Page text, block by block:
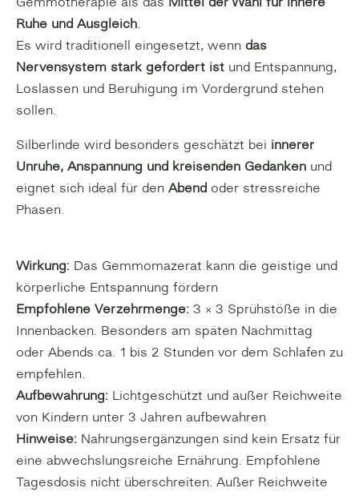
Gemmotherapie als das Mittel der Wahl für innere
Ruhe und Ausgleich.
Es wird traditionell eingesetzt, wenn das
Nervensystem stark gefordert ist und Entspannung,
Loslassen und Beruhigung im Vordergrund stehen
sollen.
Silberlinde wird besonders geschätzt bei innerer
Unruhe, Anspannung und kreisenden Gedanken und
eignet sich ideal für den Abend oder stressreiche
Phasen.
Wirkung: Das Gemmomazerat kann die geistige und
körperliche Entspannung fördern
Empfohlene Verzehrmenge: 3 × 3 Sprühstöße in die
Innenbacken. Besonders am späten Nachmittag
oder Abends ca. 1 bis 2 Stunden vor dem Schlafen zu
empfehlen.
Aufbewahrung: Lichtgeschützt und außer Reichweite
von Kindern unter 3 Jahren aufbewahren
Hinweise: Nahrungsergänzungen sind kein Ersatz für
eine abwechslungsreiche Ernährung. Empfohlene
Tagesdosis nicht überschreiten. Außer Reichweite